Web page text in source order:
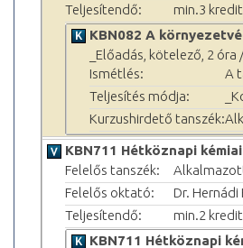
Teljesítendő:
min.3 kredit
KBN082 A
_Előadás, kötelező, 2 óra
Ismétlés:
A
Teljesítés módja:
Kurzushirdető tanszék:
KBN711 Hétköznapi
Felelős tanszék:
Felelős oktató:
Dr. Hernádi
Teljesítendő:
min.2 kredit
KBN711 Hétköznapi